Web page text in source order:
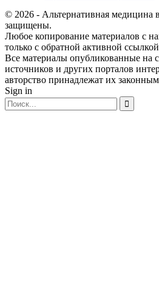
© 2026 - Альтернативная медицина
защищены.
Любое копирование материалов с
только с обратной активной
Все материалы опубликованные на
источников и других порталов
авторство принадлежат их
Sign in